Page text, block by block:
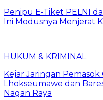
Penipu E-Tiket PELNI
Ini Modusnya Menjerat
HUKUM & KRIMINAL
Kejar Jaringan Pemasok
Lhokseumawe dan
Nagan Raya